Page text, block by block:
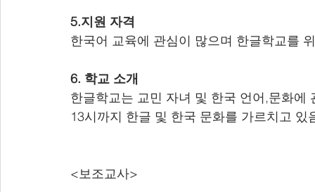
5.지원 자격
한국어 교육에 관심이 많으며 한글학교를
6. 학교 소개
한글학교는 교민 자녀 및 한국 언어,문화
13시까지 한글 및 한국 문화를 가르치고 있
<보조교사>